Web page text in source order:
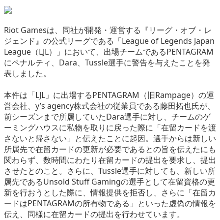
イベント/セミナー
eスポーツ
Riot Gamesは、同社が開発・運営する『リーグ・オブ・レ
ジェンド』の公式リーグである「League of Legends Japan
League（LJL）」において、出場チームであるPENTAGRAM
にペナルティ、Dara、Tussle選手に警告を与えたことを発
表しました。
本件は「LJL」に出場するPENTAGRAM（旧Rampage）の運
営会社、y’s agency株式会社の従業員である藤田拓也氏が、
前シーズンまで所属していたDara選手に対し、チームのゲ
ーミングハウスに私物を取りに戻った際に「在留カードを渡
さないと帰さない」と伝えたことに起因。選手からは新しい
所属先で在留カードの更新が必要であるとの旨を伝えたにも
関わらず、数時間にわたり在留カードの提出を要求し、提出
させたとのこと。さらに、Tussle選手に対しても、新しい所
属先であるUnsold Stuff Gamingの選手として在留資格の更
新を行おうとした際に、情報提供を拒否し、さらに「在留カ
ードはPENTAGRAMの所有物である」といった虚偽の情報を
伝え、同様に在留カードの提出を行わせています。